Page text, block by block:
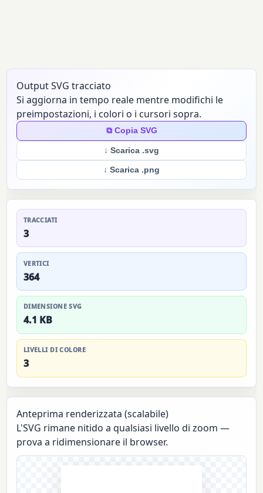
Output SVG tracciato
Si aggiorna in tempo reale mentre modifichi le
preimpostazioni, i colori o i cursori sopra.
⧉ Copia SVG
↓ Scarica .svg
↓ Scarica .png
TRACCIATI
3
VERTICI
364
DIMENSIONE SVG
4.1 KB
LIVELLI DI COLORE
3
Anteprima renderizzata (scalabile)
L'SVG rimane nitido a qualsiasi livello di zoom —
prova a ridimensionare il browser.